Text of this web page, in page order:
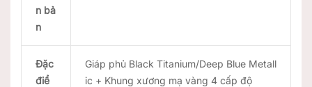
n bả
n
Đặc
điể
Giáp phủ Black Titanium/Deep Blue Metall
ic + Khung xương mạ vàng 4 cấp độ